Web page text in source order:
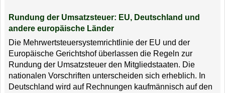
Rundung der Umsatzsteuer: EU, Deutschland und
andere europäische Länder
Die Mehrwertsteuersystemrichtlinie der EU und der
Europäische Gerichtshof überlassen die Regeln zur
Rundung der Umsatzsteuer den Mitgliedstaaten. Die
nationalen Vorschriften unterscheiden sich erheblich. In
Deutschland wird auf Rechnungen kaufmännisch auf den